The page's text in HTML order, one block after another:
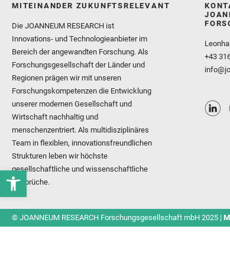
MITEINANDER ZUKUNFTSRELEVANT
Die JOANNEUM RESEARCH ist
Innovations- und Technologieanbieter im
Bereich der angewandten Forschung. Als
Forschungsgesellschaft der Länder und
Regionen prägen wir mit unseren
Forschungskompetenzen die Entwicklung
unserer modernen Gesellschaft und
Wirtschaft nachhaltig und
menschenzentriert. Als multidisziplinäres
Team in flexiblen, innovationsfreundlichen
Strukturen leben wir höchste
gesellschaftliche und wissenschaftliche
Ansprüche.
+43
© JOANNEUM RESEARCH Forschungsgesellschaft mbH 2025 |